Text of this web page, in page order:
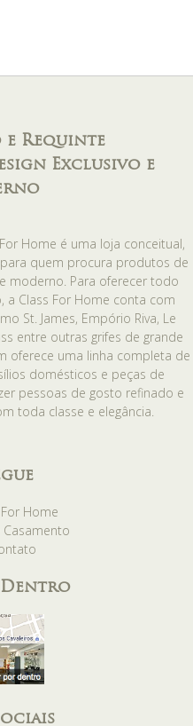
Requinte
Exclusivo e
Home é uma loja conceitual,
quem procura produtos de
moderno. Para oferecer todo
a Class For Home conta com
St. James, Empório Riva, Le
entre outras grifes de grande
oferece uma linha completa de
domésticos e peças de
pessoas de gosto refinado e
toda classe e elegância.
Home
Casamento
Dentro